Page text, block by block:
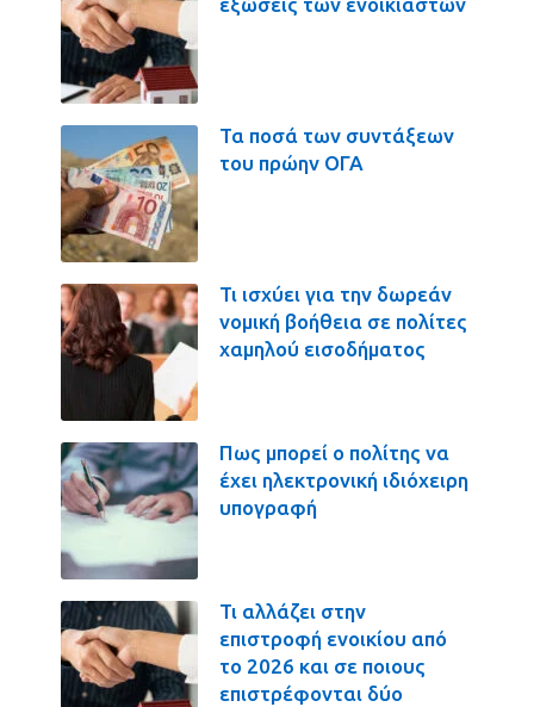
εξώσεις των ενοικιαστών
Τα ποσά των συντάξεων
του πρώην ΟΓΑ
Τι ισχύει για την δωρεάν
νομική βοήθεια σε πολίτες
χαμηλού εισοδήματος
Πως μπορεί ο πολίτης να
έχει ηλεκτρονική ιδιόχειρη
υπογραφή
Τι αλλάζει στην
επιστροφή ενοικίου από
το 2026 και σε ποιους
επιστρέφονται δύο